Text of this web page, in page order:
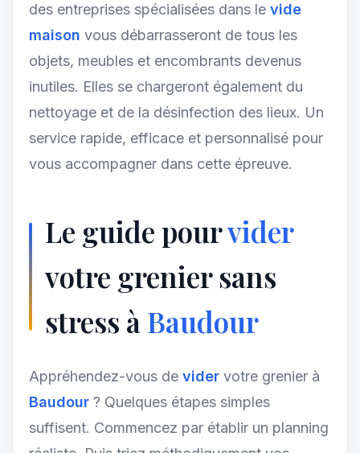
des entreprises spécialisées dans le vide
maison vous débarrasseront de tous les
objets, meubles et encombrants devenus
inutiles. Elles se chargeront également du
nettoyage et de la désinfection des lieux. Un
service rapide, efficace et personnalisé pour
vous accompagner dans cette épreuve.
Le guide pourvider
votre grenier sans
stress àBaudour
Appréhendez-vous de vider votre grenier à
Baudour ? Quelques étapes simples
suffisent. Commencez par établir un planning